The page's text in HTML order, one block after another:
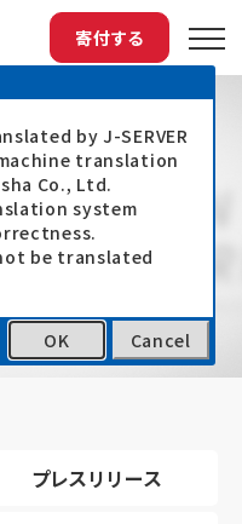
寄付する
プレスリリース
by J-SERVER
translation
Co., Ltd.
system
be translated
OK Cancel